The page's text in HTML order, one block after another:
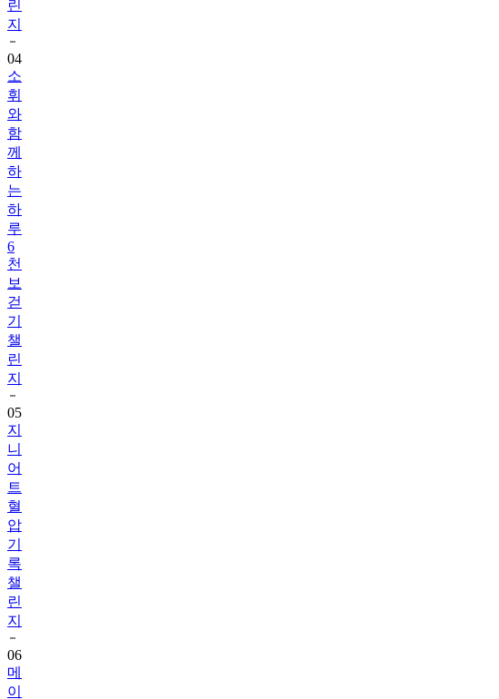
04
소
휘
와
함
께
하
는
하
루
6
천
보
걷
기
챌
린
지
05
지
니
어
트
혈
압
기
록
챌
린
지
06
메
이
퓨